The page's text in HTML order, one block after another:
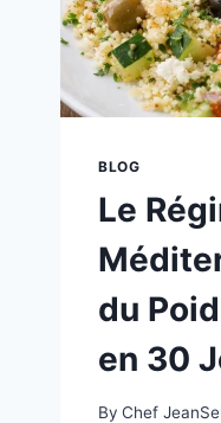
BLOG
Le
du
en 30
By Chef